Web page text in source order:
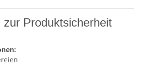
zur Produktsicherheit